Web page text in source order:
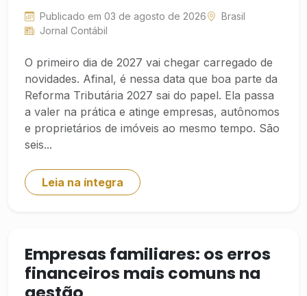
Publicado em 03 de agosto de 2026
Brasil
Jornal Contábil
O primeiro dia de 2027 vai chegar carregado de
novidades. Afinal, é nessa data que boa parte da
Reforma Tributária 2027 sai do papel. Ela passa
a valer na prática e atinge empresas, autônomos
e proprietários de imóveis ao mesmo tempo. São
seis...
Leia na íntegra
Empresas familiares: os erros
financeiros mais comuns na